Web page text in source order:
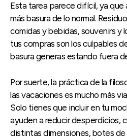
Esta tarea parece difícil, ya que
más basura de lo normal.
comidas y bebidas, souvenirs y
tus compras son los culpables
basura generas estando fuera
Por suerte, la práctica de la
las vacaciones es mucho más
Solo tienes que incluir en tu
ayuden a reducir desperdicios,
distintas dimensiones, botes de